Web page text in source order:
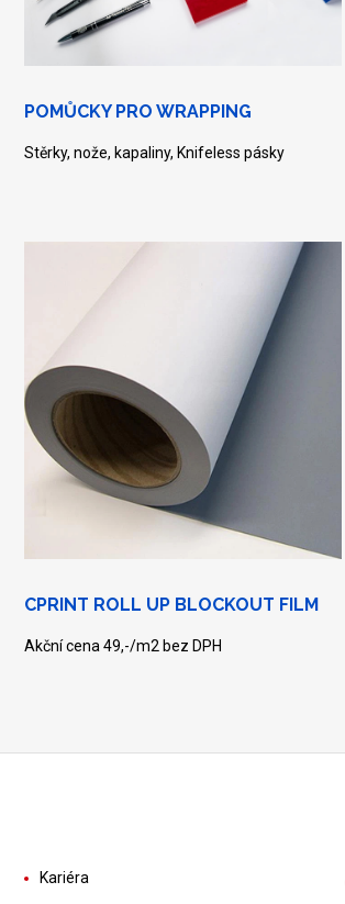
POMŮCKY PRO WRAPPING
Stěrky, nože, kapaliny, Knifeless pásky
CPRINT ROLL UP BLOCKOUT FILM
Akční cena 49,-/m2 bez DPH
Kariéra